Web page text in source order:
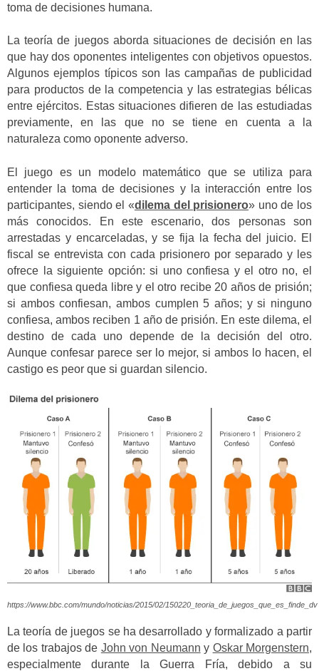
toma de decisiones humana.
La teoría de juegos aborda situaciones de decisión en las
que hay dos oponentes inteligentes con objetivos opuestos.
Algunos ejemplos típicos son las campañas de publicidad
para productos de la competencia y las estrategias bélicas
entre ejércitos. Estas situaciones difieren de las estudiadas
previamente, en las que no se tiene en cuenta a la
naturaleza como oponente adverso.
El juego es un modelo matemático que se utiliza para
entender la toma de decisiones y la interacción entre los
participantes, siendo el «dilema del prisionero» uno de los
más conocidos. En este escenario, dos personas son
arrestadas y encarceladas, y se fija la fecha del juicio. El
fiscal se entrevista con cada prisionero por separado y les
ofrece la siguiente opción: si uno confiesa y el otro no, el
que confiesa queda libre y el otro recibe 20 años de prisión;
si ambos confiesan, ambos cumplen 5 años; y si ninguno
confiesa, ambos reciben 1 año de prisión. En este dilema, el
destino de cada uno depende de la decisión del otro.
Aunque confesar parece ser lo mejor, si ambos lo hacen, el
castigo es peor que si guardan silencio.
https://www.bbc.com/mundo/noticias/2015/02/150220_teoria_de_juegos_que_es_finde_dv
La teoría de juegos se ha desarrollado y formalizado a partir
de los trabajos de John von Neumann y Oskar Morgenstern,
especialmente durante la Guerra Fría, debido a su